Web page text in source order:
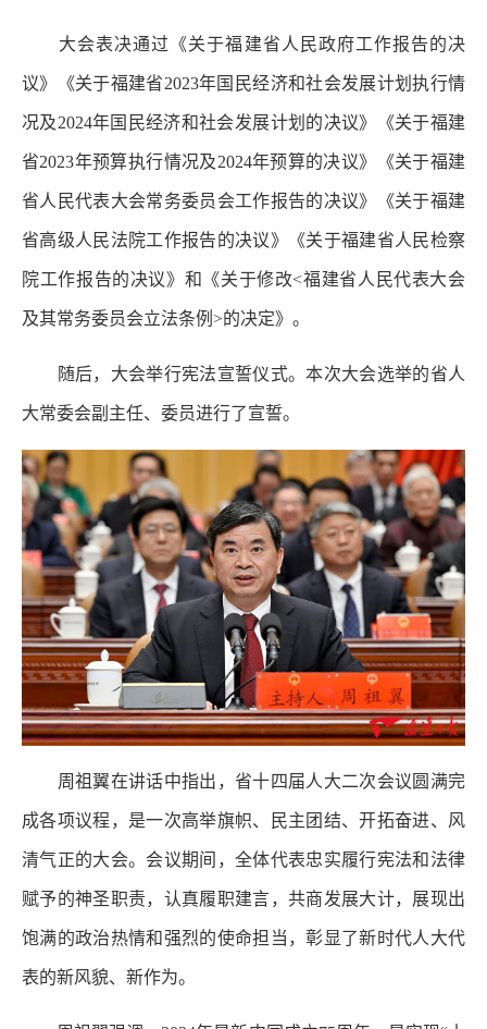
大会表决通过《关于福建省人民政府工作报告的决
议》《关于福建省2023年国民经济和社会发展计划执行情
况及2024年国民经济和社会发展计划的决议》《关于福建
省2023年预算执行情况及2024年预算的决议》《关于福建
省人民代表大会常务委员会工作报告的决议》《关于福建
省高级人民法院工作报告的决议》《关于福建省人民检察
院工作报告的决议》和《关于修改<福建省人民代表大会
及其常务委员会立法条例>的决定》。
随后，大会举行宪法宣誓仪式。本次大会选举的省人
大常委会副主任、委员进行了宣誓。
周祖翼在讲话中指出，省十四届人大二次会议圆满完
成各项议程，是一次高举旗帜、民主团结、开拓奋进、风
清气正的大会。会议期间，全体代表忠实履行宪法和法律
赋予的神圣职责，认真履职建言，共商发展大计，展现出
饱满的政治热情和强烈的使命担当，彰显了新时代人大代
表的新风貌、新作为。